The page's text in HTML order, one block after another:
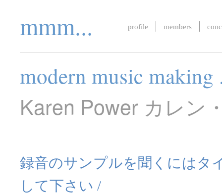
mmm... profile members
modern music making
Karen Power カレン
録音のサンプルを聞くにはタ
して下さい /